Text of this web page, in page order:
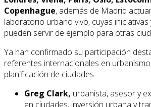
Copenhague, además de Madrid
laboratorio urbano vivo, cuyas iniciativas
pueden servir de ejemplo para otras
Ya han confirmado su participación
referentes internacionales en
planificación de ciudades.
Greg Clark, urbanista, asesor y
en ciudades, inversión urbana y